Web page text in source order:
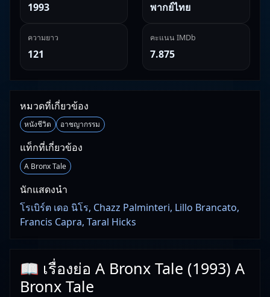
1993 พากย์ไทย
ความยาว
121
คะแนน IMDb
7.875
หมวดที่เกี่ยวข้อง
หนังชีวิต อาชญากรรม
แท็กที่เกี่ยวข้อง
A Bronx Tale
นักแสดงนำ
โรเบิร์ต เดอ นิโร, Chazz Palminteri, Lillo Brancato,
Francis Capra, Taral Hicks
📖 เรื่องย่อ A Bronx Tale (1993) A
Bronx Tale